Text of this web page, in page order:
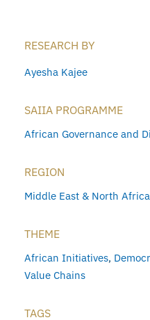
RESEARCH BY
Ayesha Kajee
SAIIA PROGRAMME
African Governance and
REGION
Middle East & North Africa
THEME
African Initiatives,
Value Chains
TAGS